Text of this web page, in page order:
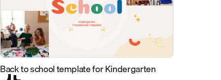
Back to school template for Kindergarten